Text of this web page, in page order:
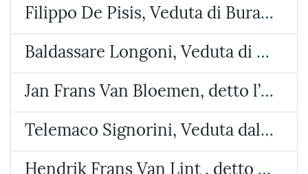
Filippo De Pisis, Veduta di Burano
Baldassare Longoni, Veduta di Arosio (Brianza)
Jan Frans Van Bloemen, detto l’Orizzonte, Veduta del castello di Lunghezza
Telemaco Signorini, Veduta dalla costa di Riomaggiore
Hendrik Frans Van Lint , detto lo Studio, Veduta con due paesi e un tempietto circolare